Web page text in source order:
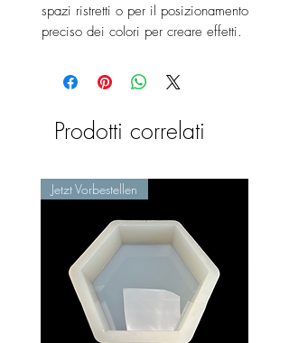
spazi ristretti o per il posizionamento
preciso dei colori per creare effetti.
Prodotti correlati
Jetzt Vorbestellen